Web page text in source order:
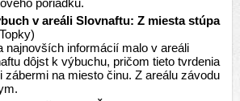
poriadku.
v areáli Slovnaftu: Z miesta stúpa
najnovších informácií malo v areáli
dôjst k výbuchu, pričom tieto tvrdenia
zábermi na miesto činu. Z areálu závodu